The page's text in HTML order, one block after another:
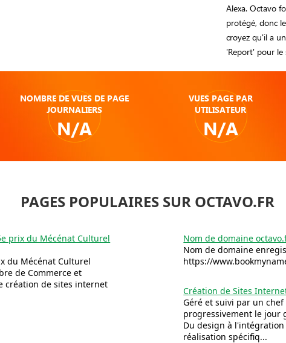
Alexa. Octavo
protégé, donc
croyez qu'il a
'Report' pour le
NOMBRE DE VUES DE PAGE
JOURNALIERS
N/A
VUES PAGE PAR
UTILISATEUR
N/A
PAGES POPULAIRES SUR OCTAVO.FR
prix du Mécénat Culturel
du Mécénat Culturel
de Commerce et
création de sites internet
Nom de domaine
Nom de domaine
https://
Création de Sites
Géré et suivi par un
progressivement le jour
Du design à
réalisation spécifiq...